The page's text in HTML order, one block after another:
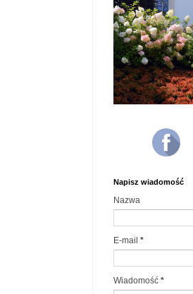
Napisz wiadomość
Nazwa
E-mail *
Wiadomość *